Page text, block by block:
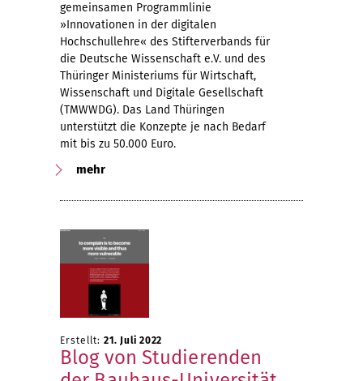
gemeinsamen Programmlinie
»Innovationen in der digitalen
Hochschullehre« des Stifterverbands für
die Deutsche Wissenschaft e.V. und des
Thüringer Ministeriums für Wirtschaft,
Wissenschaft und Digitale Gesellschaft
(TMWWDG). Das Land Thüringen
unterstützt die Konzepte je nach Bedarf
mit bis zu 50.000 Euro.
mehr
Erstellt: 21. Juli 2022
Blog von Studierenden